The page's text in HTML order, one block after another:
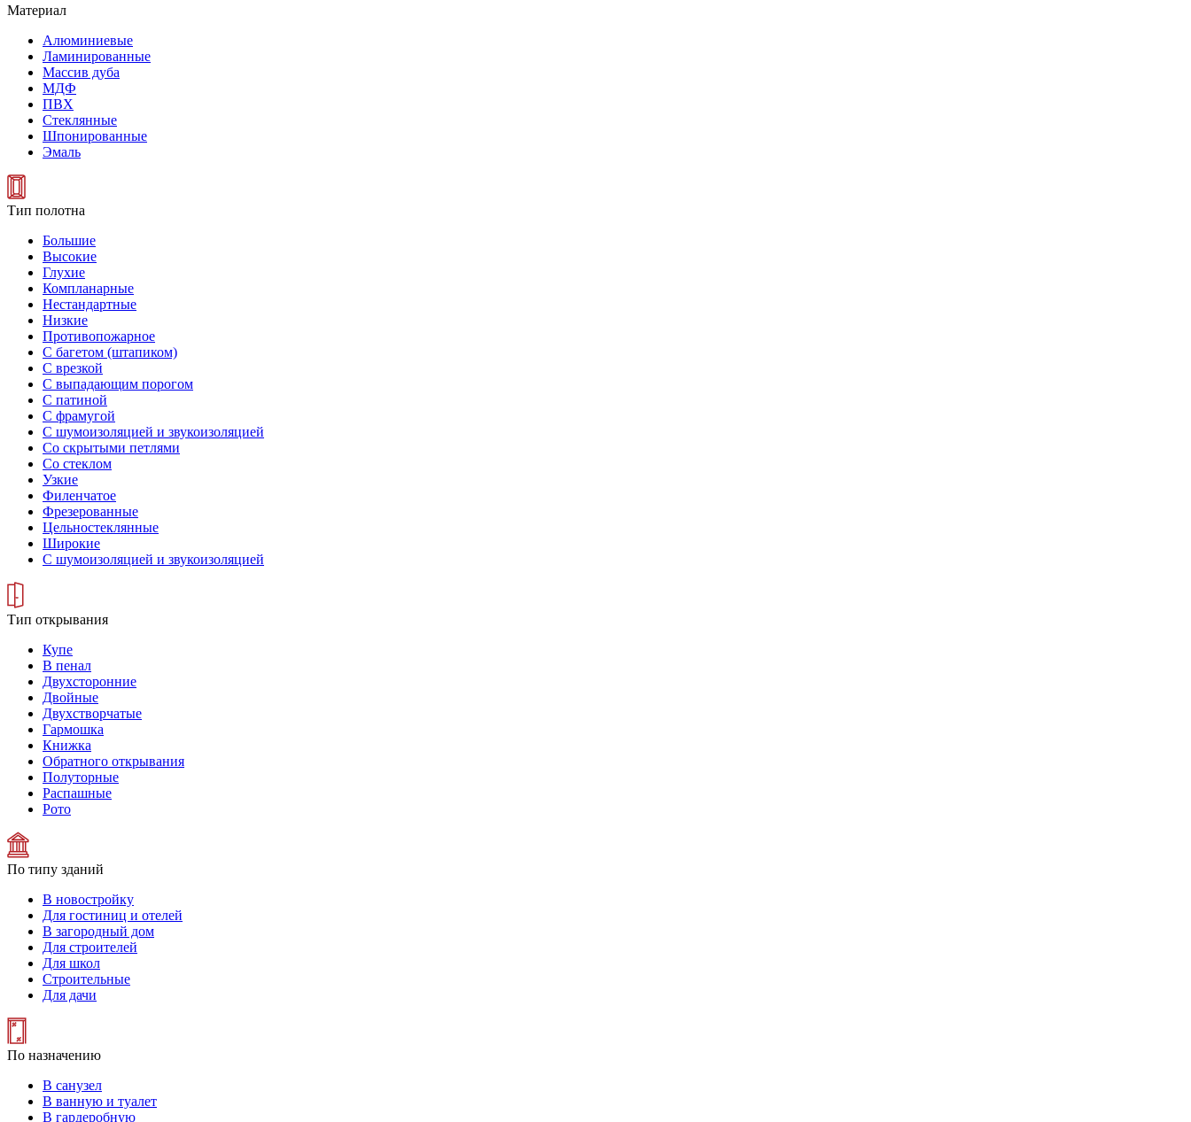
Материал
Алюминиевые
Ламинированные
Массив дуба
МДФ
ПВХ
Стеклянные
Шпонированные
Эмаль
Тип полотна
Большие
Высокие
Глухие
Компланарные
Нестандартные
Низкие
Противопожарное
С багетом (штапиком)
С врезкой
С выпадающим порогом
С патиной
С фрамугой
С шумоизоляцией и звукоизоляцией
Со скрытыми петлями
Со стеклом
Узкие
Филенчатое
Фрезерованные
Цельностеклянные
Широкие
С шумоизоляцией и звукоизоляцией
Тип открывания
Купе
В пенал
Двухсторонние
Двойные
Двухстворчатые
Гармошка
Книжка
Обратного открывания
Полуторные
Распашные
Рото
По типу зданий
В новостройку
Для гостиниц и отелей
В загородный дом
Для строителей
Для школ
Строительные
Для дачи
По назначению
В санузел
В ванную и туалет
В гардеробную